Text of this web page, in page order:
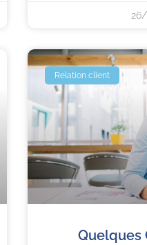
Relation client
Quelques